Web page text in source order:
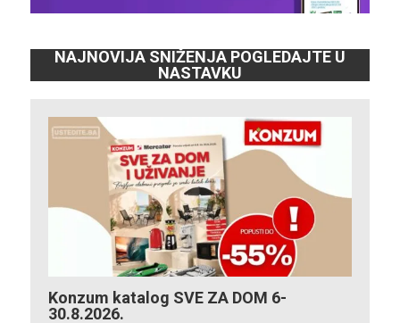
NAJNOVIJA SNIŽENJA POGLEDAJTE U
NASTAVKU
Konzum katalog SVE ZA DOM 6-
30.8.2026.